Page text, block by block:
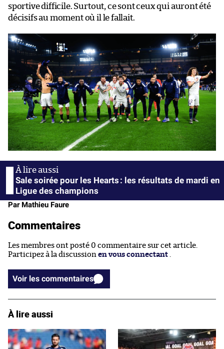
sportive difficile. Surtout, ce sont ceux qui auront été
décisifs au moment où il le fallait.
Sale soirée pour les Hearts : les résultats de mardi en
Ligue des champions
Par Mathieu Faure
Commentaires
Les membres ont posté 0 commentaire sur cet article.
Participez à la discussion en vous connectant .
Voir les commentaires
À lire aussi